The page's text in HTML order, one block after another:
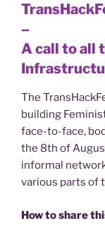
–
A call to all
The
building
face-to-face,
the 8th of
informal
various parts of
How to share